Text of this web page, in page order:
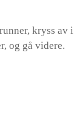
kryss av i
og gå videre.